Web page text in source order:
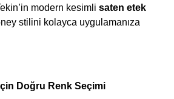
modern kesimli saten etek
stilini kolayca uygulamanıza
Doğru Renk Seçimi